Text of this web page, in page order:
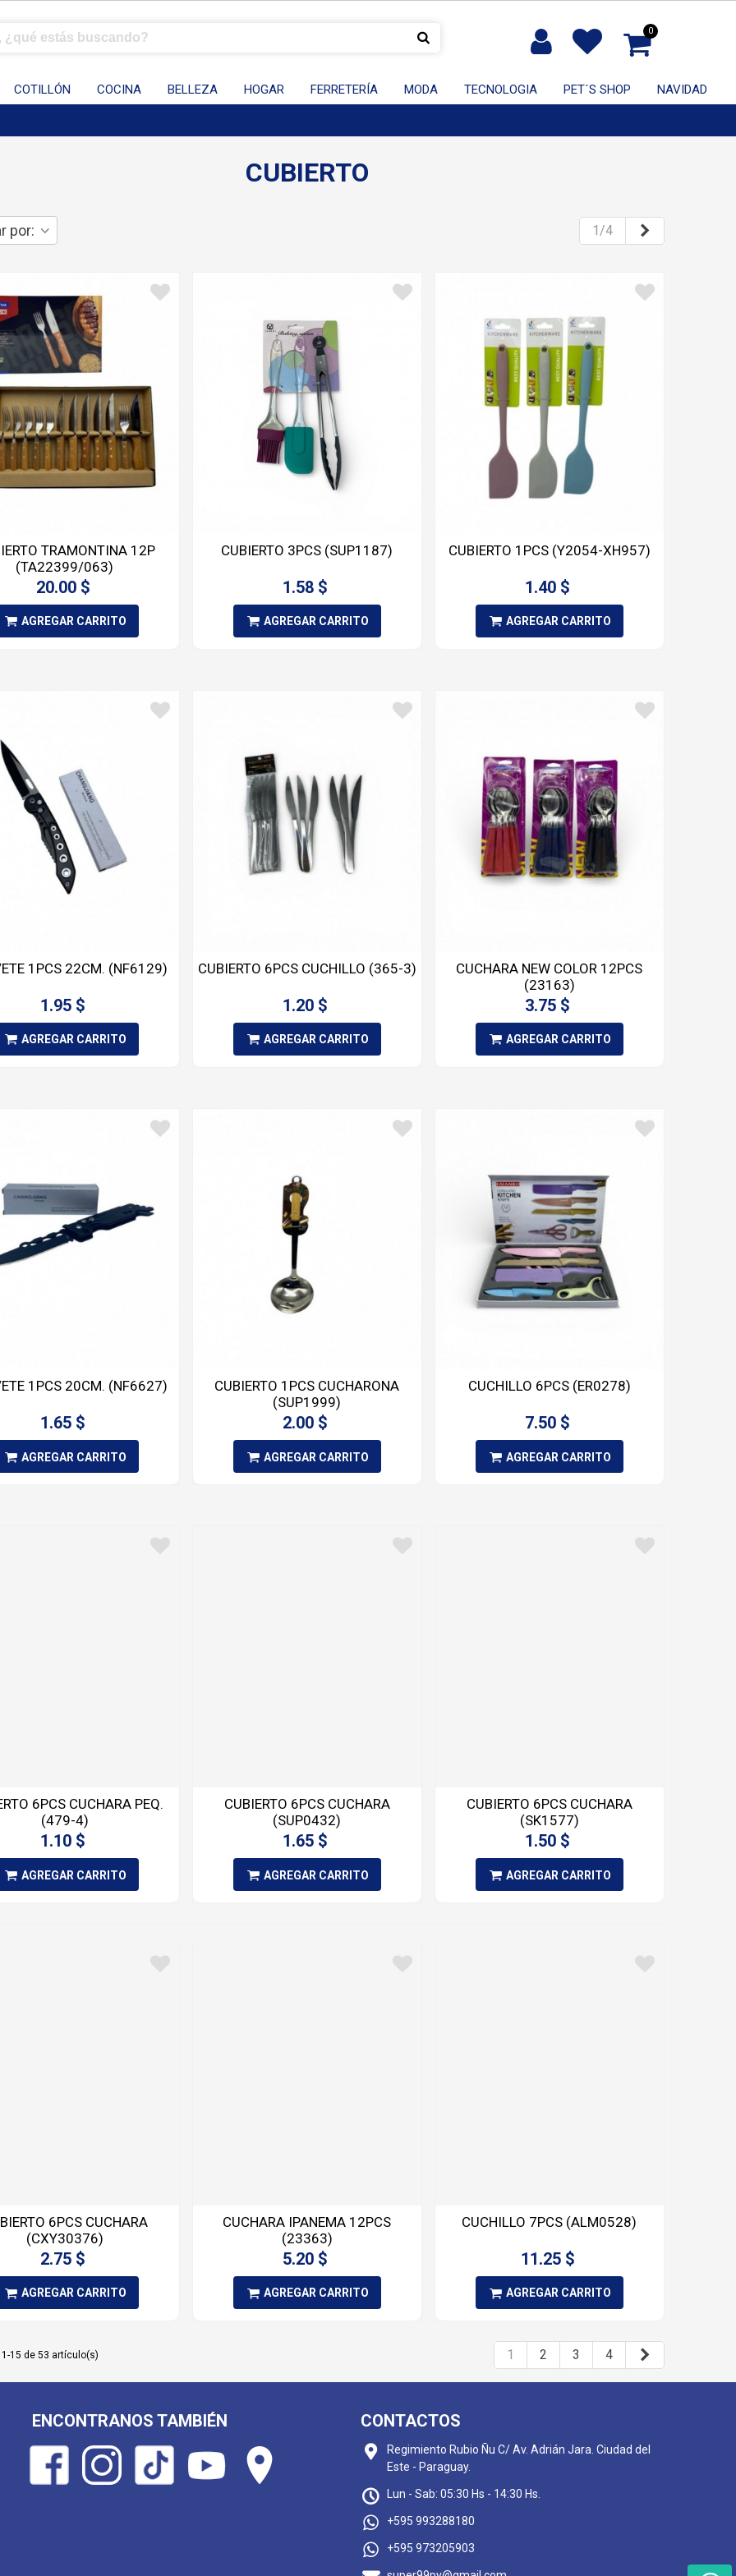
0
COTILLÓN COCINA BELLEZA HOGAR FERRETERÍA MODA TECNOLOGIA PET´S SHOP NAVIDAD
CUBIERTO
por: 1/4
TRAMONTINA 12P
(TA22399/063)
20.00 $
AGREGAR CARRITO
CUBIERTO 3PCS (SUP1187)
1.58 $
AGREGAR CARRITO
CUBIERTO 1PCS (Y2054-XH957)
1.40 $
AGREGAR CARRITO
1PCS 22CM. (NF6129)
1.95 $
AGREGAR CARRITO
CUBIERTO 6PCS CUCHILLO (365-3)
1.20 $
AGREGAR CARRITO
CUCHARA NEW COLOR 12PCS
(23163)
3.75 $
AGREGAR CARRITO
1PCS 20CM. (NF6627)
1.65 $
AGREGAR CARRITO
CUBIERTO 1PCS CUCHARONA
(SUP1999)
2.00 $
AGREGAR CARRITO
CUCHILLO 6PCS (ER0278)
7.50 $
AGREGAR CARRITO
6PCS CUCHARA PEQ.
(479-4)
1.10 $
AGREGAR CARRITO
CUBIERTO 6PCS CUCHARA
(SUP0432)
1.65 $
AGREGAR CARRITO
CUBIERTO 6PCS CUCHARA
(SK1577)
1.50 $
AGREGAR CARRITO
6PCS CUCHARA
(CXY30376)
2.75 $
AGREGAR CARRITO
CUCHARA IPANEMA 12PCS
(23363)
5.20 $
AGREGAR CARRITO
CUCHILLO 7PCS (ALM0528)
11.25 $
AGREGAR CARRITO
15 de 53 artículo(s) 1 2 3 4
ENCONTRANOS TAMBIÉN CONTACTOS
Regimiento Rubio Ñu C/ Av. Adrián Jara. Ciudad del
Este - Paraguay.
Lun - Sab: 05:30 Hs - 14:30 Hs.
+595 993288180
+595 973205903